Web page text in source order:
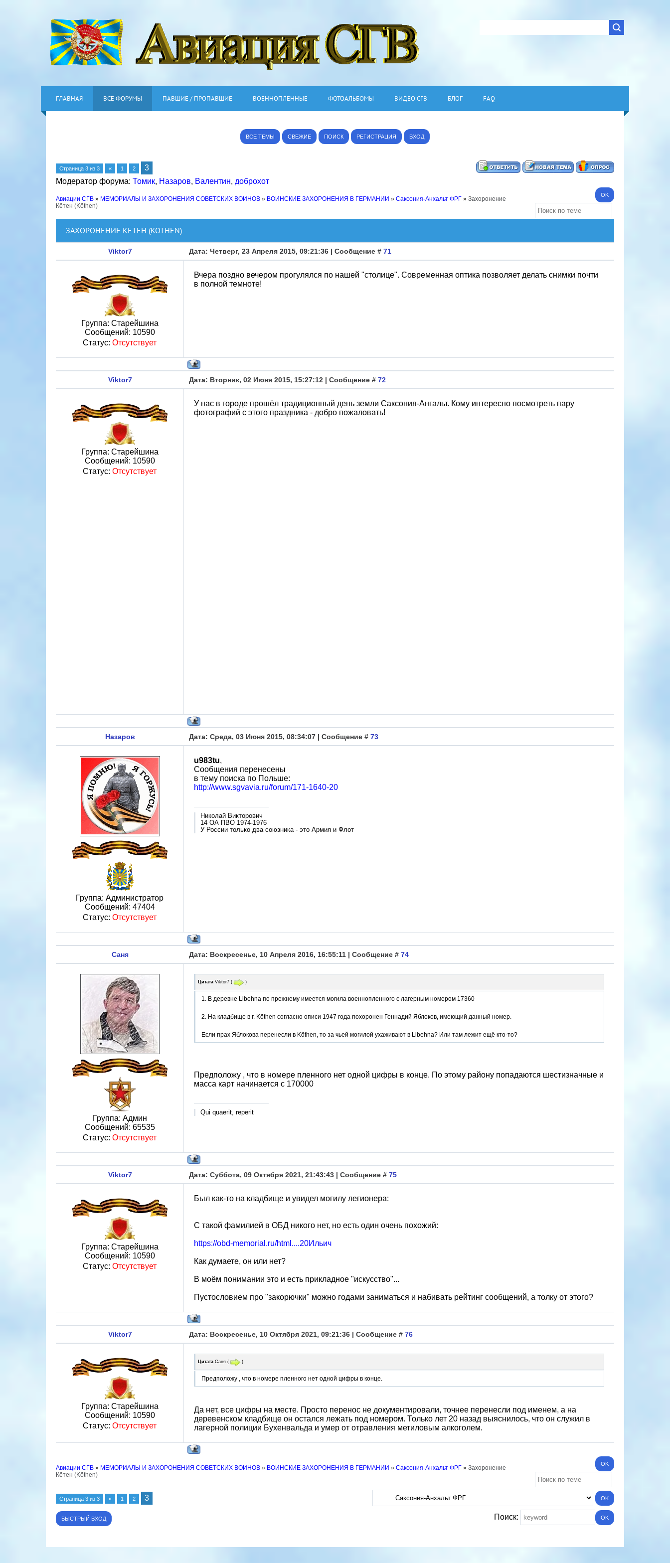
ГЛАВНАЯ ВСЕ ФОРУМЫ ПАВШИЕ / ПРОПАВШИЕ ВОЕННОПЛЕННЫЕ ФОТОАЛЬБОМЫ ВИДЕО СГВ БЛОГ FAQ
ВСЕ ТЕМЫ СВЕЖИЕ ПОИСК РЕГИСТРАЦИЯ ВХОД
Страница 3 из 3 « 1 2
3
Модератор форума: Томик, Назаров, Валентин, доброхот
Авиации СГВ » МЕМОРИАЛЫ И ЗАХОРОНЕНИЯ СОВЕТСКИХ ВОИНОВ » ВОИНСКИЕ ЗАХОРОНЕНИЯ В ГЕРМАНИИ » Саксония-Анхальт ФРГ » Захоронение
Кётен (Köthen)
ЗАХОРОНЕНИЕ КЁТЕН (KÖTHEN)
Viktor7 Дата: Четверг, 23 Апреля 2015, 09:21:36 | Сообщение # 71
Группа: Старейшина
Сообщений: 10590
Статус: Отсутствует
Вчера поздно вечером прогулялся по нашей "столице". Современная оптика позволяет делать снимки почти
в полной темноте!
Viktor7 Дата: Вторник, 02 Июня 2015, 15:27:12 | Сообщение # 72
Группа: Старейшина
Сообщений: 10590
Статус: Отсутствует
У нас в городе прошёл традиционный день земли Саксония-Ангальт. Кому интересно посмотреть пару
фотографий с этого праздника - добро пожаловать!
Назаров Дата: Среда, 03 Июня 2015, 08:34:07 | Сообщение # 73
Группа: Администратор
Сообщений: 47404
Статус: Отсутствует
u983tu,
Сообщения перенесены
в тему поиска по Польше:
http://www.sgvavia.ru/forum/171-1640-20
Николай Викторович
14 ОА ПВО 1974-1976
У России только два союзника - это Армия и Флот
Саня Дата: Воскресенье, 10 Апреля 2016, 16:55:11 | Сообщение # 74
Группа: Админ
Сообщений: 65535
Статус: Отсутствует
Цитата Viktor7 ( )
1. В деревне Libehna по прежнему имеется могила военнопленного с лагерным номером 17360
2. На кладбище в г. Köthen согласно описи 1947 года похоронен Геннадий Яблоков, имеющий данный номер.
Если прах Яблокова перенесли в Köthen, то за чьей могилой ухаживают в Libehna? Или там лежит ещё кто-то?
Предположу , что в номере пленного нет одной цифры в конце. По этому району попадаются шестизначные и
масса карт начинается с 170000
Qui quaerit, reperit
Viktor7 Дата: Суббота, 09 Октября 2021, 21:43:43 | Сообщение # 75
Группа: Старейшина
Сообщений: 10590
Статус: Отсутствует
Был как-то на кладбище и увидел могилу легионера:
С такой фамилией в ОБД никого нет, но есть один очень похожий:
https://obd-memorial.ru/html....20Ильич
Как думаете, он или нет?
В моём понимании это и есть прикладное "искусство"...
Пустословием про "закорючки" можно годами заниматься и набивать рейтинг сообщений, а толку от этого?
Viktor7 Дата: Воскресенье, 10 Октября 2021, 09:21:36 | Сообщение # 76
Группа: Старейшина
Сообщений: 10590
Статус: Отсутствует
Цитата Саня ( )
Предположу , что в номере пленного нет одной цифры в конце.
Да нет, все цифры на месте. Просто перенос не документировали, точнее перенесли под именем, а на
деревенском кладбище он остался лежать под номером. Только лет 20 назад выяснилось, что он служил в
лагерной полиции Бухенвальда и умер от отравления метиловым алкоголем.
Авиации СГВ » МЕМОРИАЛЫ И ЗАХОРОНЕНИЯ СОВЕТСКИХ ВОИНОВ » ВОИНСКИЕ ЗАХОРОНЕНИЯ В ГЕРМАНИИ » Саксония-Анхальт ФРГ » Захоронение
Кётен (Köthen)
Страница 3 из 3 « 1 2 3
Поиск: